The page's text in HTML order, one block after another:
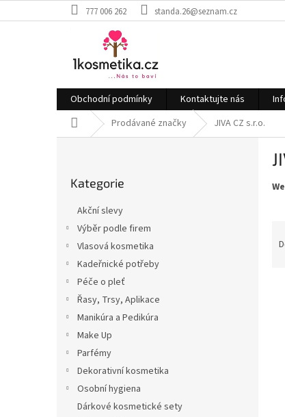
na
777 006 262 standa.26@seznam.cz
Obchodní podmínky Kontaktujte nás
Domů Prodávané značky JIVA CZ s.r.o.
kategorie
Kategorie
Akční slevy
Výběr podle firem
Vlasová kosmetika
Kadeřnické potřeby
Péče o pleť
Řasy, Trsy, Aplikace
Manikúra a Pedikúra
Make Up
Parfémy
Dekorativní kosmetika
Osobní hygiena
Dárkové kosmetické sety